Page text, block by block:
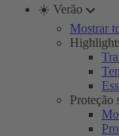
☀️ Verão
Mostrar
Proteção